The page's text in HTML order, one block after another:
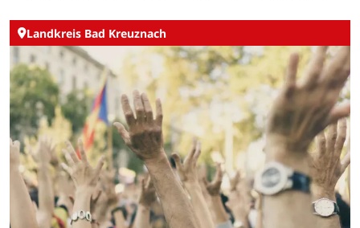
Landkreis Bad Kreuznach